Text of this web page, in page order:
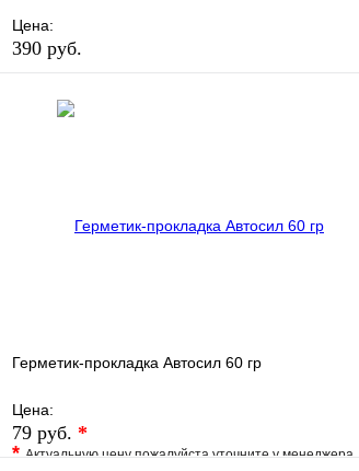
Цена:
390 руб.
Купить в 1 клик
Герметик-прокладка Автосил 60 гр
Цена:
79 руб. *
*Актуальную цену пожалуйста уточните у менеджера